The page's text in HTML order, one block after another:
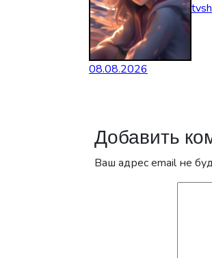
08.08.2026
Добавить
Ваш адрес email не